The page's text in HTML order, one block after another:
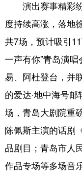
演出赛事精彩纷
度持续高涨，落地
共7场，预计吸引
一声有你”青岛演
易、阿杜登台，并
的爱达·地中海号
场，青岛大剧院重
陈佩斯主演的话剧
品剧目；青岛市人
作品专场等多场音